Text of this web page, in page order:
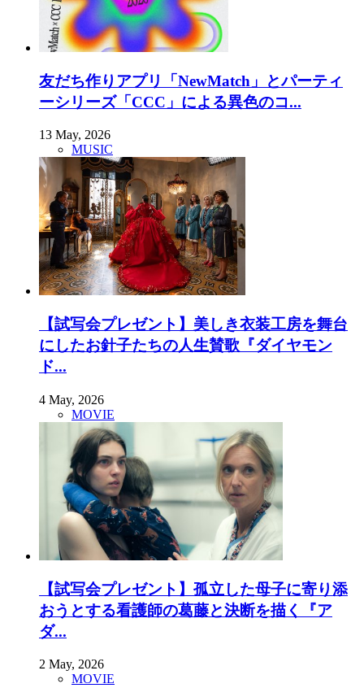
友だち作りアプリ「NewMatch」とパーティ
ーシリーズ「CCC」による異色のコ...
13 May, 2026
MUSIC
【試写会プレゼント】美しき衣装工房を舞台
にしたお針子たちの人生賛歌『ダイヤモン
ド...
4 May, 2026
MOVIE
【試写会プレゼント】孤立した母子に寄り添
おうとする看護師の葛藤と決断を描く『ア
ダ...
2 May, 2026
MOVIE